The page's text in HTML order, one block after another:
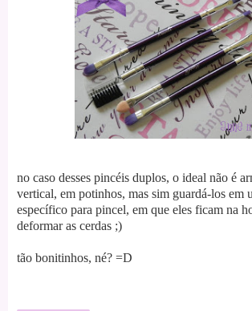
no caso desses pincéis duplos, o ideal não é
vertical, em potinhos, mas sim guardá-los em
específico para pincel, em que eles ficam na
deformar as cerdas ;)
tão bonitinhos, né? =D